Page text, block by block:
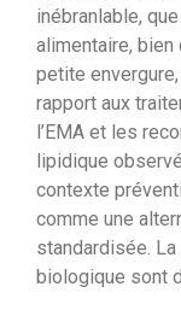
inébranlable,
alimentaire,
petite
rapport aux
l’EMA et les
lipidique
contexte
comme une
standardisée.
biologique sont